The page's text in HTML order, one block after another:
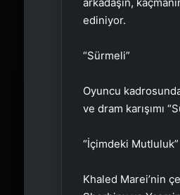
ediniyor.
“Sürmeli”
Oyuncu
ve dram karışımı
“İçimdeki Mutluluk”
Khaled Marei’nin